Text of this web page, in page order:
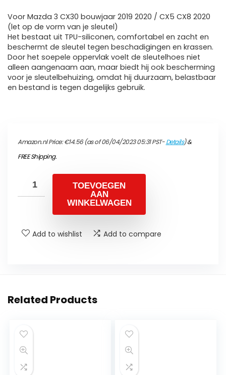
Voor Mazda 3 CX30 bouwjaar 2019 2020 / CX5 CX8 2020
(let op de vorm van je sleutel)
Het bestaat uit TPU-siliconen, comfortabel en zacht en
beschermt de sleutel tegen beschadigingen en krassen.
Door het soepele oppervlak voelt de sleutelhoes niet
alleen aangenaam aan, maar biedt hij ook bescherming
voor je sleutelbehuizing, omdat hij duurzaam, belastbaar
en bestand is tegen dagelijks gebruik.
Amazon.nl Price:€14.56(as of 06/04/2023 05:31 PST-Details)&
FREE Shipping.
TOEVOEGEN
AAN
WINKELWAGEN
Add to wishlist Add to compare
Related Products